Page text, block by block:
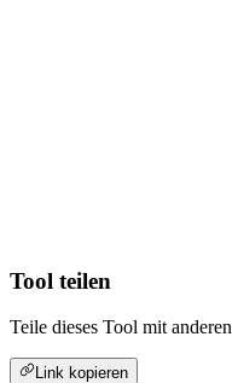
Tool teilen
Teile dieses Tool mit anderen
Link kopieren